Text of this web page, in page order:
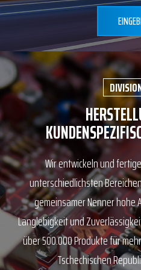
Wir entwickeln und
unterschiedlichsten
gemeinsamer Nenner hohe
Langlebigkeit und
über 500.000 Produkte für
Tschechischen